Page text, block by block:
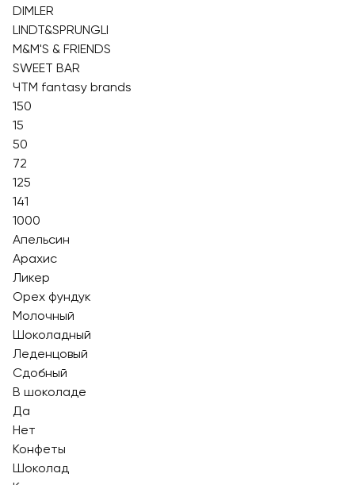
DIMLER
LINDT&SPRUNGLI
M&M'S & FRIENDS
SWEET BAR
ЧТМ fantasy brands
150
15
50
72
125
141
1000
Апельсин
Арахис
Ликер
Орех фундук
Молочный
Шоколадный
Леденцовый
Сдобный
В шоколаде
Да
Нет
Конфеты
Шоколад